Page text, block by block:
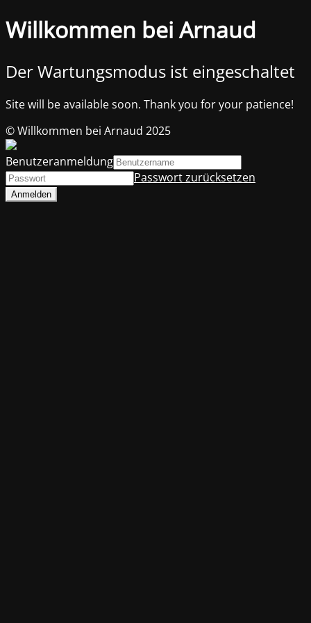
Willkommen bei Arnaud
Der Wartungsmodus ist eingeschaltet
Site will be available soon. Thank you for your patience!
© Willkommen bei Arnaud 2025
Benutzeranmeldung
Passwort zurücksetzen